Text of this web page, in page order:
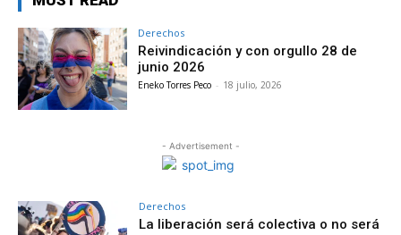
Derechos
Reivindicación y con orgullo 28 de
junio 2026
Eneko Torres Peco - 18 julio, 2026
- Advertisement -
Derechos
La liberación será colectiva o no será